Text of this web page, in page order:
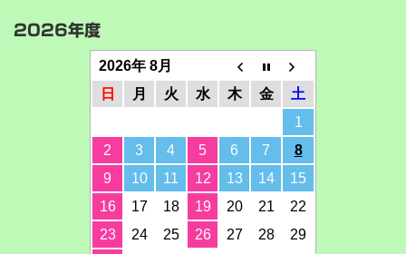
2026年度
2026年 8月
日
月 火 水 木 金
土
1
2
3 4 5 6 7
8
9
10 11 12 13 14
15
16
17 18 19 20 21
22
23
24 25 26 27 28
29